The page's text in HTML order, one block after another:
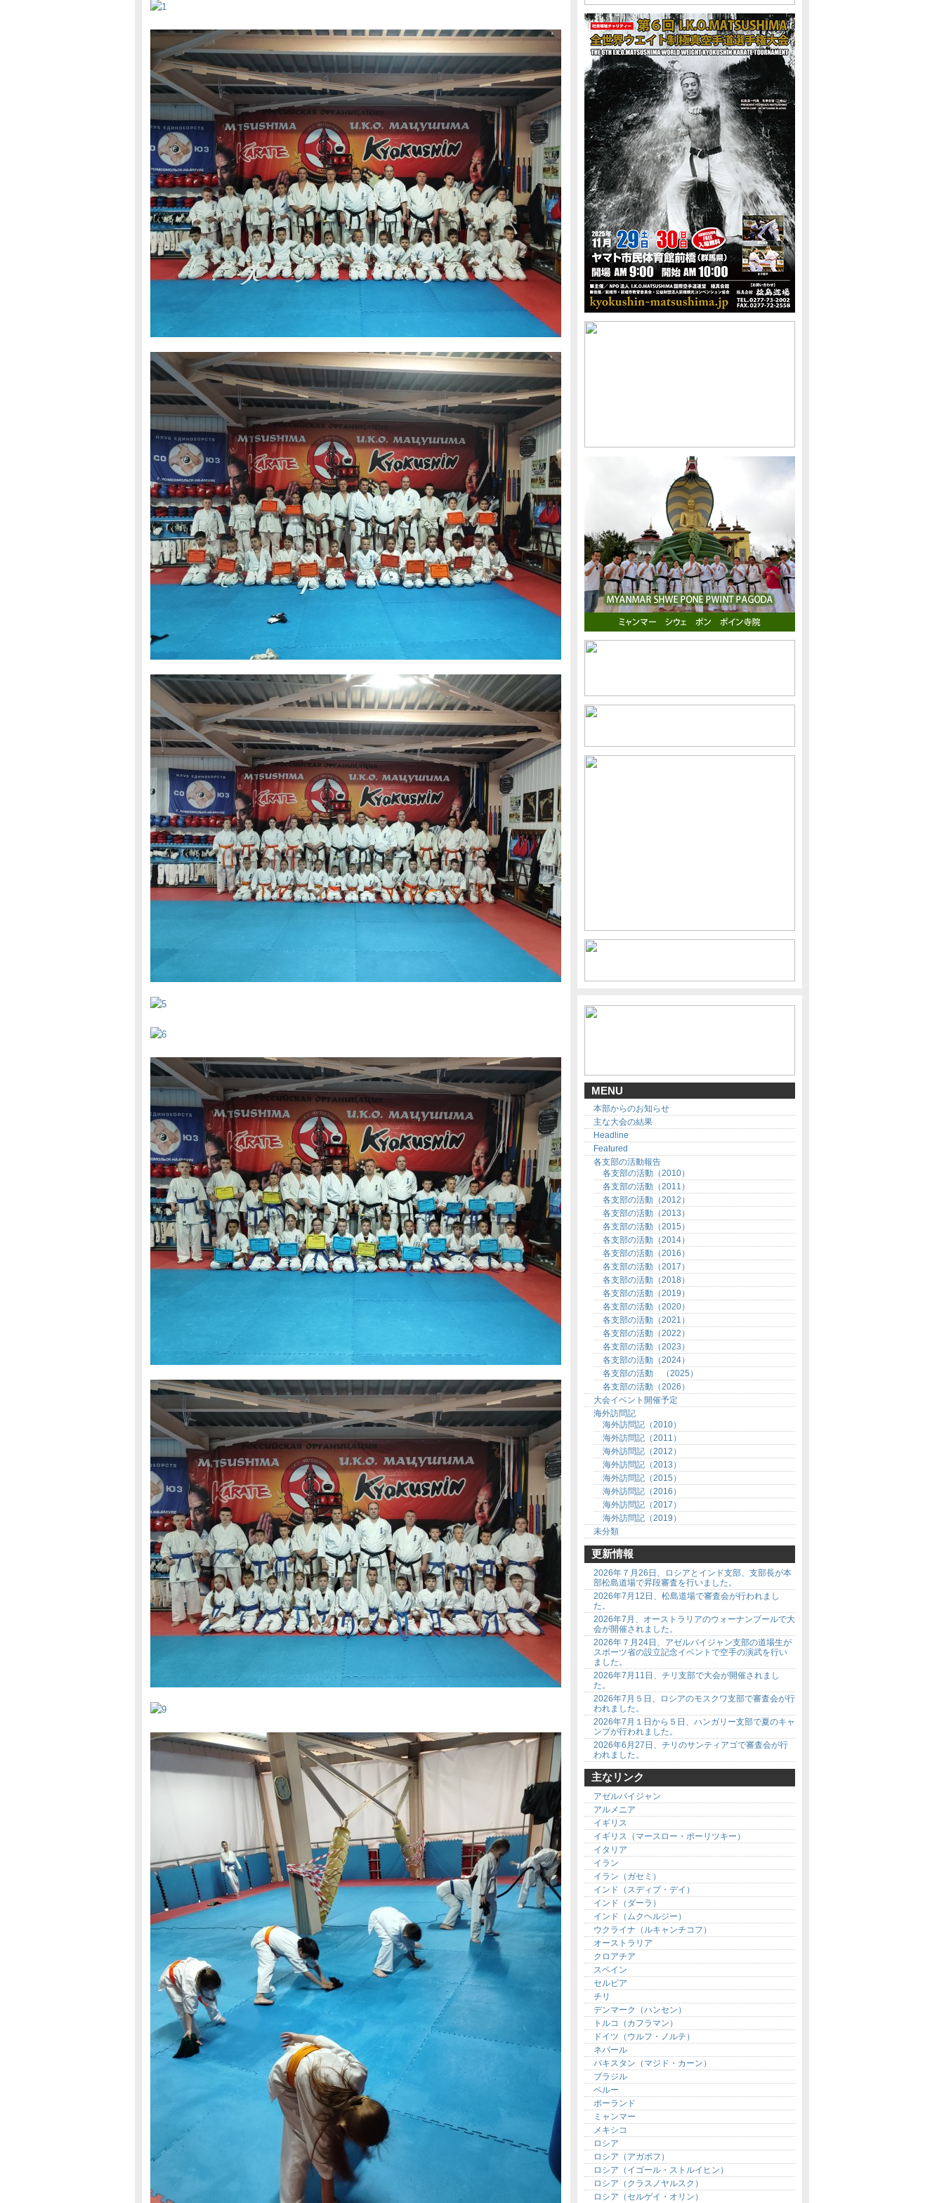
MENU
本部からのお知らせ
主な大会の結果
Headline
Featured
各支部の活動報告
各支部の活動（2010）
各支部の活動（2011）
各支部の活動（2012）
各支部の活動（2013）
各支部の活動（2015）
各支部の活動（2014）
各支部の活動（2016）
各支部の活動（2017）
各支部の活動（2018）
各支部の活動（2019）
各支部の活動（2020）
各支部の活動（2021）
各支部の活動（2022）
各支部の活動（2023）
各支部の活動（2024）
各支部の活動 （2025）
各支部の活動（2026）
大会イベント開催予定
海外訪問記
海外訪問記（2010）
海外訪問記（2011）
海外訪問記（2012）
海外訪問記（2013）
海外訪問記（2015）
海外訪問記（2016）
海外訪問記（2017）
海外訪問記（2019）
未分類
更新情報
2026年７月26日、ロシアとインド支部、支部長が本
部松島道場で昇段審査を行いました。
2026年7月12日、松島道場で審査会が行われまし
た。
2026年7月、オーストラリアのウォーナンブールで大
会が開催されました。
2026年７月24日、アゼルバイジャン支部の道場生が
スポーツ省の設立記念イベントで空手の演武を行い
ました。
2026年7月11日、チリ支部で大会が開催されまし
た。
2026年7月５日、ロシアのモスクワ支部で審査会が行
われました。
2026年7月１日から５日、ハンガリー支部で夏のキャ
ンプが行われました。
2026年6月27日、チリのサンティアゴで審査会が行
われました。
主なリンク
アゼルバイジャン
アルメニア
イギリス
イギリス（マースロー・ポーリツキー）
イタリア
イラン
イラン（ガセミ）
インド（スディプ・デイ）
インド（ダーラ）
インド（ムクヘルジー）
ウクライナ（ルキャンチコフ）
オーストラリア
クロアチア
スペイン
セルビア
チリ
デンマーク（ハンセン）
トルコ（カフラマン）
ドイツ（ウルフ・ノルテ）
ネパール
パキスタン（マジド・カーン）
ブラジル
ペルー
ポーランド
ミャンマー
メキシコ
ロシア
ロシア（アガポフ）
ロシア（イゴール・ストルイヒン）
ロシア（クラスノヤルスク）
ロシア（セルゲイ・オリン）